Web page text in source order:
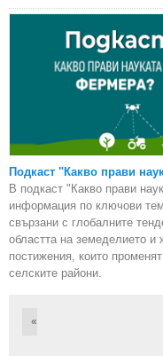
Подкаст "Какво прави
В подкаст "Какво прави
информация по ключови
свързани с глобалните
областта на земеделието и
постижения, които
селските райони.
«